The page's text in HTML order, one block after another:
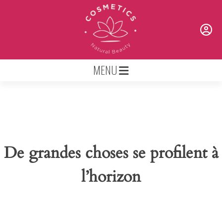
MENU
De grandes choses se profilent à
l’horizon